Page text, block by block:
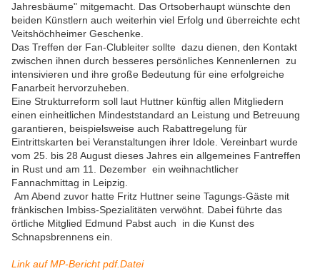
Jahresbäume" mitgemacht. Das Ortsoberhaupt wünschte den
beiden Künstlern auch weiterhin viel Erfolg und überreichte echt
Veitshöchheimer Geschenke.
Das Treffen der Fan-Clubleiter sollte dazu dienen, den Kontakt
zwischen ihnen durch besseres persönliches Kennenlernen zu
intensivieren und ihre große Bedeutung für eine erfolgreiche
Fanarbeit hervorzuheben.
Eine Strukturreform soll laut Huttner künftig allen Mitgliedern
einen einheitlichen Mindeststandard an Leistung und Betreuung
garantieren, beispielsweise auch Rabattregelung für
Eintrittskarten bei Veranstaltungen ihrer Idole. Vereinbart wurde
vom 25. bis 28 August dieses Jahres ein allgemeines Fantreffen
in Rust und am 11. Dezember ein weihnachtlicher
Fannachmittag in Leipzig.
Am Abend zuvor hatte Fritz Huttner seine Tagungs-Gäste mit
fränkischen Imbiss-Spezialitäten verwöhnt. Dabei führte das
örtliche Mitglied Edmund Pabst auch in die Kunst des
Schnapsbrennens ein.
Link auf MP-Bericht pdf.Datei